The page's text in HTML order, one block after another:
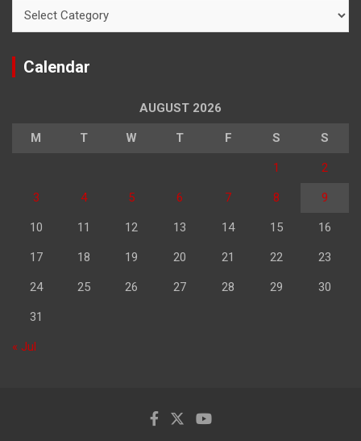
Calendar
AUGUST 2026
M T W T F S S
1 2
3 4 5 6 7 8 9
10 11 12 13 14 15 16
17 18 19 20 21 22 23
24 25 26 27 28 29 30
31
« Jul